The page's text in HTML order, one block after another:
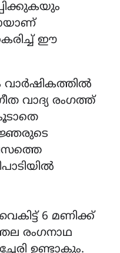
ഈ
വാദ്യ രംഗത്ത്
6 മണിക്ക്
രംഗനാഥ
ഉണ്ടാകും.